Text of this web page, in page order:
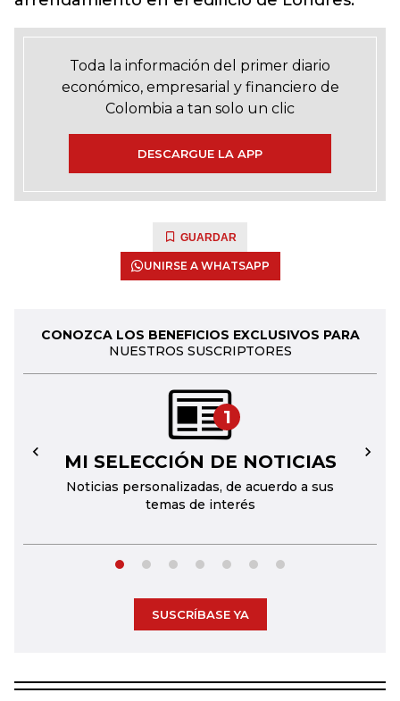
Toda la información del primer diario
económico, empresarial y financiero de
Colombia a tan solo un clic
DESCARGUE LA APP
GUARDAR
UNIRSE A WHATSAPP
CONOZCA LOS BENEFICIOS EXCLUSIVOS PARA
NUESTROS SUSCRIPTORES
1
MI SELECCIÓN DE NOTICIAS
Noticias personalizadas, de acuerdo a sus
temas de interés
← →
SUSCRÍBASE YA